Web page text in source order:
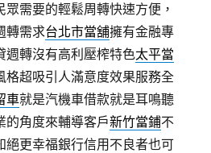
眾需要的輕鬆周轉快速方便，
轉需求台北市當舖擁有金融專
週轉沒有高利壓榨特色太平當
格超吸引人滿意度效果服務全
車就是汽機車借款就是耳鳴聽
的角度來輔導客戶新竹當鋪不
絕更幸福銀行信用不良者也可